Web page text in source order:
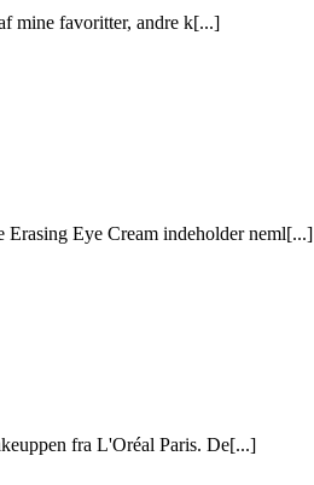
mine favoritter, andre k[...]
Erasing Eye Cream indeholder neml[...]
fra L'Oréal Paris. De[...]